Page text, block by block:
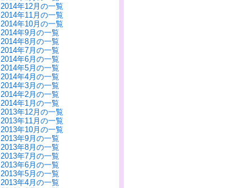
2014年12月の一覧
2014年11月の一覧
2014年10月の一覧
2014年9月の一覧
2014年8月の一覧
2014年7月の一覧
2014年6月の一覧
2014年5月の一覧
2014年4月の一覧
2014年3月の一覧
2014年2月の一覧
2014年1月の一覧
2013年12月の一覧
2013年11月の一覧
2013年10月の一覧
2013年9月の一覧
2013年8月の一覧
2013年7月の一覧
2013年6月の一覧
2013年5月の一覧
2013年4月の一覧